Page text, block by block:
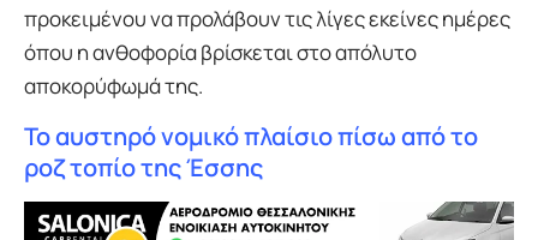
προκειμένου να προλάβουν τις λίγες εκείνες ημέρες
όπου η ανθοφορία βρίσκεται στο απόλυτο
αποκορύφωμά της.
Το αυστηρό νομικό πλαίσιο πίσω από το
ροζ τοπίο της Έσσης